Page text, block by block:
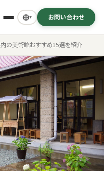
▾ お問い合わせ
の美術館おすすめ15選を紹介